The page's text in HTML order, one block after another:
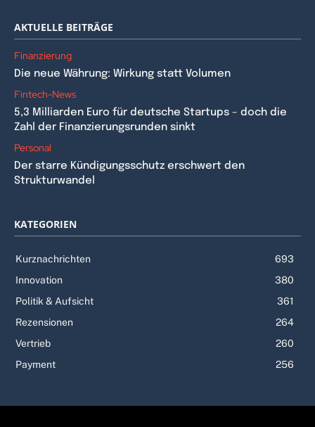
AKTUELLE BEITRÄGE
Finanzierung
Die neue Währung: Wirkung statt Volumen
Fintech-News
5,3 Milliarden Euro für deutsche Startups – doch die
Zahl der Finanzierungsrunden sinkt
Personal
Der starre Kündigungsschutz erschwert den
Strukturwandel
KATEGORIEN
Kurznachrichten
693
Innovation
380
Politik & Aufsicht
361
Rezensionen
264
Vertrieb
260
Payment
256